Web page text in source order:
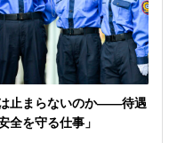
止まらないのか――待遇
全を守る仕事」